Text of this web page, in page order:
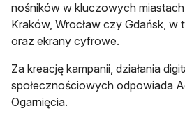
nośników w kluczowych
Kraków, Wrocław czy Gdańsk, w
oraz ekrany cyfrowe.
Za kreację kampanii, działania
społecznościowych odpowiada
Ogarnięcia.